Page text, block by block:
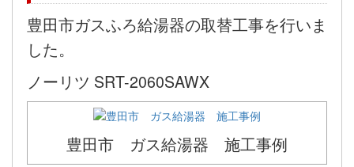
豊田市ガスふろ給湯器の取替工事を行いま
した。
ノーリツ SRT-2060SAWX
豊田市 ガス給湯器 施工事例